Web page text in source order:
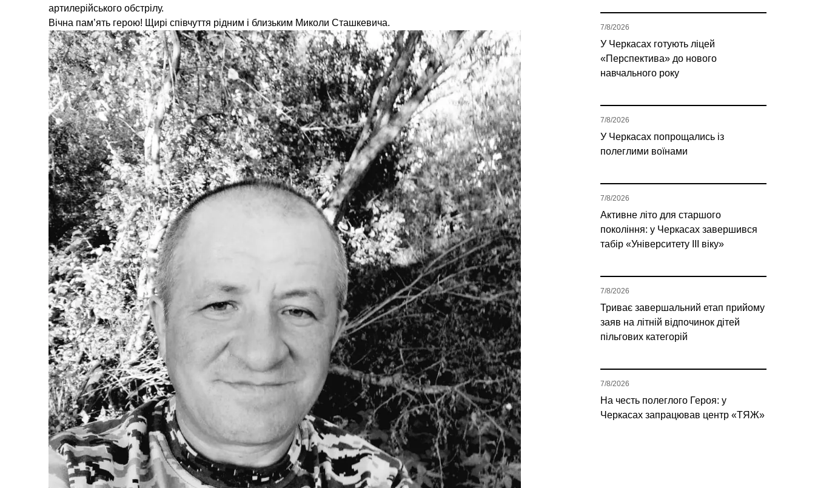
артилерійського обстрілу.
Вічна пам’ять герою! Щирі співчуття рідним і близьким Миколи Сташкевича.
У Черкасах готують ліцей
«Перспектива» до нового
навчального року
7/8/2026
У Черкасах попрощались із
полеглими воїнами
7/8/2026
Активне літо для старшого
покоління: у Черкасах завершився
табір «Університету ІІІ віку»
7/8/2026
Триває завершальний етап прийому
заяв на літній відпочинок дітей
пільгових категорій
7/8/2026
На честь полеглого Героя: у
Черкасах запрацював центр «ТЯЖ»
7/8/2026